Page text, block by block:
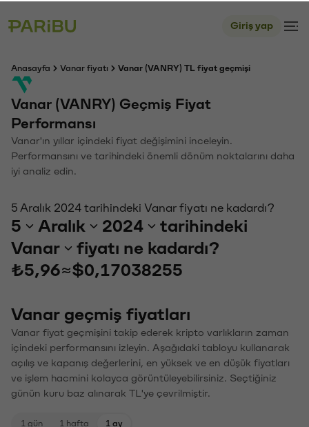
Giriş yap
Anasayfa Vanar fiyatı Vanar (VANRY) TL fiyat geçmişi
Vanar (VANRY) Geçmiş Fiyat
Performansı
Vanar'ın yıllar içindeki fiyat değişimini inceleyin.
Performansını ve tarihindeki önemli dönüm noktalarını daha
iyi analiz edin.
5 Aralık 2024 tarihindeki Vanar fiyatı ne kadardı?
5 Aralık 2024
tarihindeki
Vanar
fiyatı ne kadardı?
₺5,96≈$0,17038255
Vanar geçmiş fiyatları
Vanar fiyat geçmişini takip ederek kripto varlıkların zaman
içindeki performansını izleyin. Aşağıdaki tabloyu kullanarak
açılış ve kapanış değerlerini, en yüksek ve en düşük fiyatları
ve işlem hacmini kolayca görüntüleyebilirsiniz. Seçtiğiniz
günün kuru baz alınarak TL'ye çevrilmiştir.
1 gün 1 hafta 1 ay